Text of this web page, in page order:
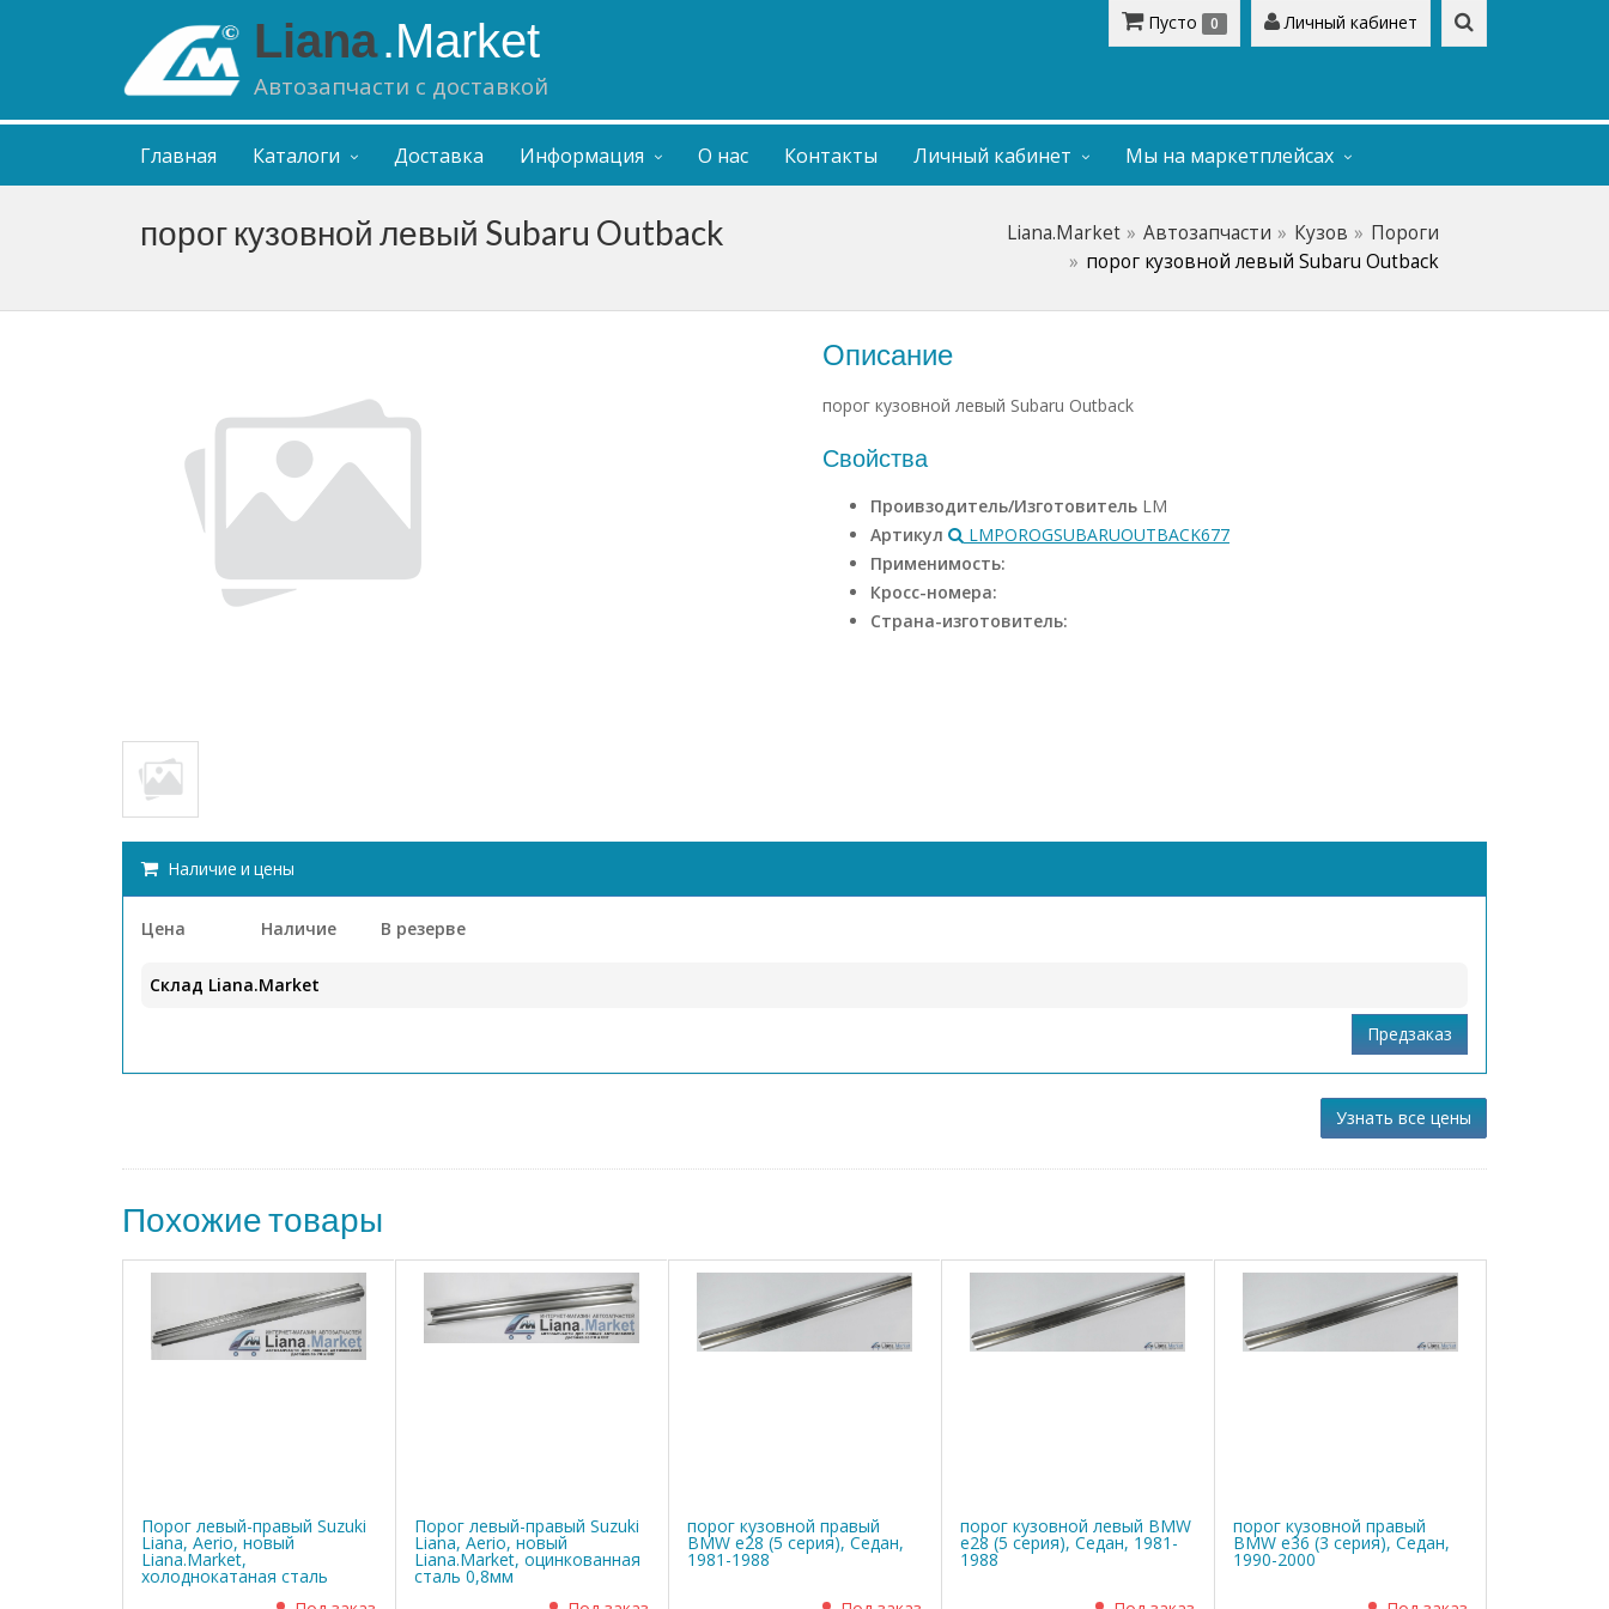
Liana.Market
Автозапчасти с доставкой
Пусто 0 Личный кабинет
Главная Каталоги Доставка Информация О нас Контакты Личный кабинет Мы на маркетплейсах
порог кузовной левый Subaru Outback Liana.Market Автозапчасти Кузов
Пороги
порог кузовной левый Subaru Outback
Описание
порог кузовной левый Subaru Outback
Свойства
Проивзодитель/Изготовитель LM
Артикул
LMPOROGSUBARUOUTBACK677
Применимость:
Кросс-номера:
Страна-изготовитель:
Наличие и цены
Цена Наличие В резерве
Склад Liana.Market
Узнать все цены
Похожие товары
Порог левый-правый Suzuki
Liana, Aerio, новый
Liana.Market,
холоднокатаная сталь
0,8мм
Порог левый-правый Suzuki
Liana, Aerio, новый
Liana.Market, оцинкованная
сталь 0,8мм
порог кузовной правый
BMW е28 (5 серия), Седан,
1981-1988
порог кузовной левый BMW
е28 (5 серия), Седан, 1981-
1988
порог кузовной правый
BMW е36 (3 серия), Седан,
1990-2000